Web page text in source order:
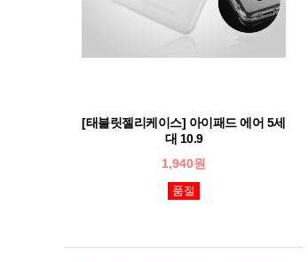
[태블릿젤리케이스] 아이패드 에어 5세
대 10.9
1,940원
품절